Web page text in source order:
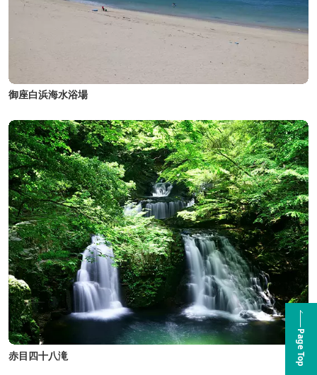
御座白浜海水浴場
赤目四十八滝 Page Top